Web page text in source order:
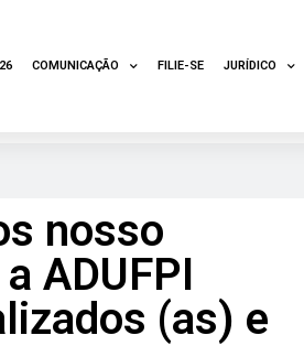
COMUNICAÇÃO FILIE-SE JURÍDICO
nosso
ADUFPI
(as) e